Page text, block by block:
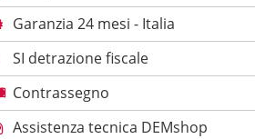
Garanzia 24 mesi - Italia
SI detrazione fiscale
Contrassegno
Assistenza tecnica DEMshop